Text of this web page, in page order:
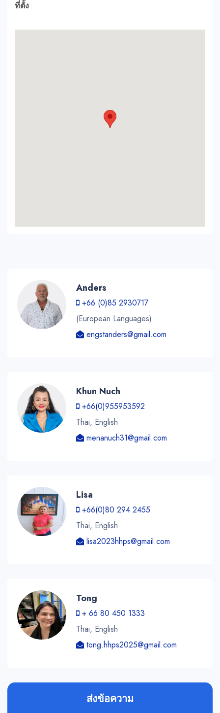
ที่ตั้ง
Anders
+66 (0)85 2930717
(European Languages)
engstanders@gmail.com
Khun Nuch
+66(0)955953592
Thai, English
menanuch31@gmail.com
Lisa
+66(0)80 294 2455
Thai, English
lisa2023hhps@gmail.com
Tong
+ 66 80 450 1333
Thai, English
tong.hhps2025@gmail.com
ส่งข้อความ